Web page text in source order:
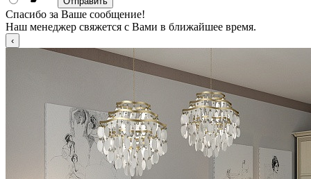
Спасибо за Ваше сообщение!
Наш менеджер свяжется с Вами в ближайшее время.